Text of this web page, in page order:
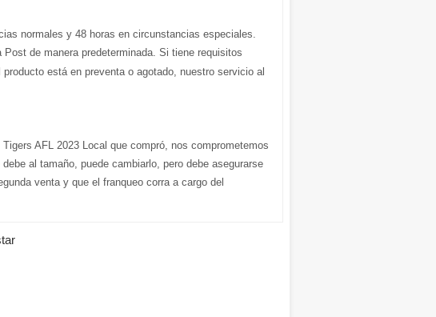
normales y 48 horas en circunstancias especiales.
de manera predeterminada. Si tiene requisitos
producto está en preventa o agotado, nuestro servicio al
AFL 2023 Local que compró, nos comprometemos
al tamaño, puede cambiarlo, pero debe asegurarse
venta y que el franqueo corra a cargo del